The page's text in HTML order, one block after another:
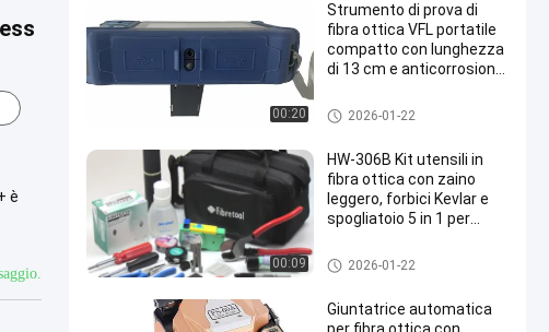
è
00:20
Strumento di prova di
fibra ottica VFL portatile
compatto con lunghezza
di 13 cm e anticorrosione
Strumenti di fibra ottica
2026-01-22
00:09
HW-306B Kit utensili in
fibra ottica con zaino
leggero, forbici Kevlar e
spogliatoio 5 in 1 per
Strumenti di fibra ottica
2026-01-22
Giuntatrice automatica